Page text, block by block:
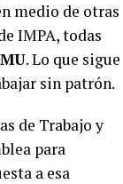
medio de otras
IMPA, todas
MU. Lo que sigue
sin patrón.
de Trabajo y
para
a esa